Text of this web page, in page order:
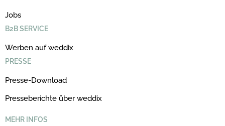
Jobs
B2B SERVICE
Werben auf weddix
PRESSE
Presse-Download
Presseberichte über weddix
MEHR INFOS